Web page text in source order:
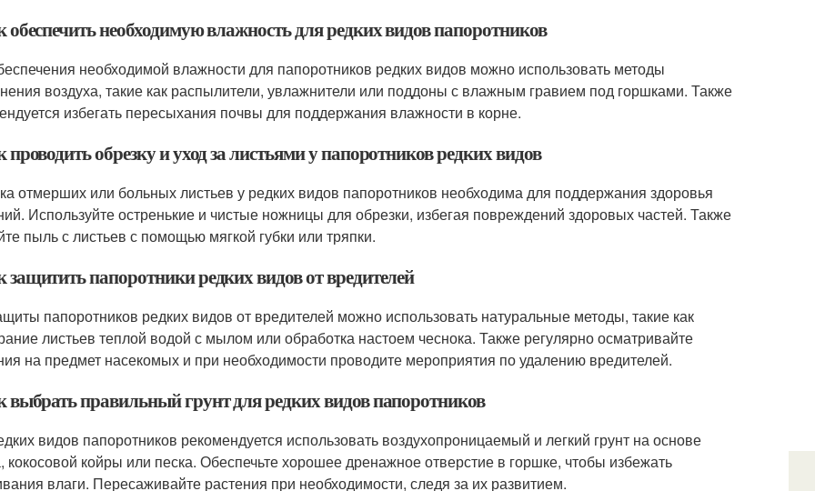
обеспечить необходимую влажность для редких видов папоротников
необходимой влажности для папоротников редких видов можно использовать методы
воздуха, такие как распылители, увлажнители или поддоны с влажным гравием под горшками. Также
избегать пересыхания почвы для поддержания влажности в корне.
проводить обрезку и уход за листьями у папоротников редких видов
отмерших или больных листьев у редких видов папоротников необходима для поддержания здоровья
Используйте остренькие и чистые ножницы для обрезки, избегая повреждений здоровых частей. Также
пыль с листьев с помощью мягкой губки или тряпки.
защитить папоротники редких видов от вредителей
папоротников редких видов от вредителей можно использовать натуральные методы, такие как
листьев теплой водой с мылом или обработка настоем чеснока. Также регулярно осматривайте
на предмет насекомых и при необходимости проводите мероприятия по удалению вредителей.
выбрать правильный грунт для редких видов папоротников
видов папоротников рекомендуется использовать воздухопроницаемый и легкий грунт на основе
кокосовой койры или песка. Обеспечьте хорошее дренажное отверстие в горшке, чтобы избежать
влаги. Пересаживайте растения при необходимости, следя за их развитием.